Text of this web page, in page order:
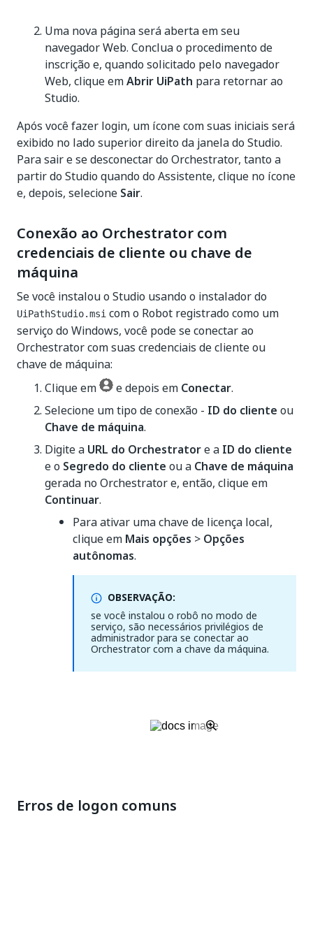
Uma nova página será aberta em seu
navegador Web. Conclua o procedimento de
inscrição e, quando solicitado pelo navegador
Web, clique emAbrir UiPath para retornar ao
Studio.
Após você fazer login, um ícone com suas iniciais será
exibido no lado superior direito da janela do Studio.
Para sair e se desconectar do Orchestrator, tanto a
partir do Studio quando do Assistente, clique no ícone
e, depois, selecione Sair.
Conexão ao Orchestrator com
credenciais de cliente ou chave de
máquina
Se você instalou o Studio usando o instalador do
UiPathStudio.msi com o Robot registrado como um
serviço do Windows, você pode se conectar ao
Orchestrator com suas credenciais de cliente ou
chave de máquina:
Clique em
e depois em Conectar.
Selecione um tipo de conexão - ID do cliente ou
Chave de máquina.
Digite a URL do Orchestratore a ID do cliente
e o Segredo do cliente ou a Chave de máquina
gerada no Orchestrator e, então, clique em
Continuar.
Para ativar uma chave de licença local,
clique em Mais opções > Opções
autônomas.
OBSERVAÇÃO:
se você instalou o robô no modo de
serviço, são necessários privilégios de
administrador para se conectar ao
Orchestrator com a chave da máquina.
Erros de logon comuns